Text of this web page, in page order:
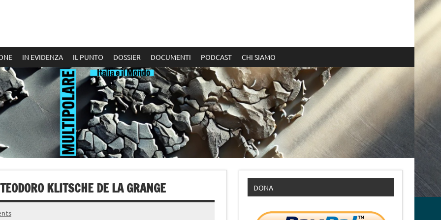
IN EVIDENZA IL PUNTO DOSSIER DOCUMENTI PODCAST CHI SIAMO
KLITSCHE DE LA GRANGE DONA